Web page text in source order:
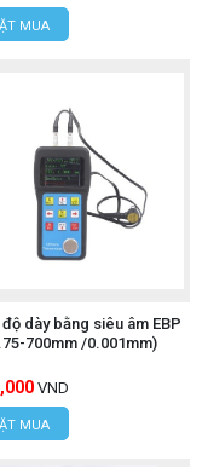
MUA
dày bằng siêu âm EBP
700mm /0.001mm)
VND
MUA